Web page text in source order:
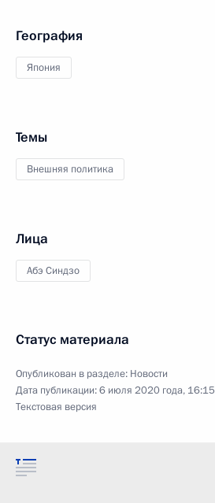
География
Япония
Темы
Внешняя политика
Лица
Абэ Синдзо
Статус материала
Опубликован в разделе: Новости
Дата публикации:6 июля 2020 года, 16:15
Текстовая версия